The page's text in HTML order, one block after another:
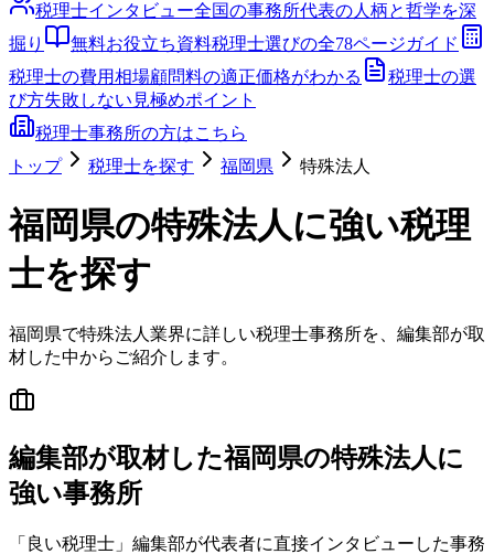
税理士インタビュー全国の事務所代表の人柄と哲学を深
掘り
無料お役立ち資料税理士選びの全78ページガイド
税理士の費用相場顧問料の適正価格がわかる
税理士の選
び方失敗しない見極めポイント
税理士事務所の方はこちら
トップ
税理士を探す 福岡県 特殊法人
福岡県の特殊法人に強い税理
士を探す
福岡県で特殊法人 業界に詳しい税理士事務所を、編集部が取
材した中からご紹介します。
編集部が取材した福岡県の特殊法人に
強い事務所
「良い税理士」編集部が代表者に直接インタビューした事務